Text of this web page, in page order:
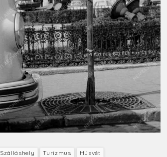
Szálláshely Turizmus
Húsvét